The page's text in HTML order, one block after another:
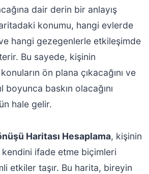
dair derin bir anlayış
konumu, hangi evlerde
hangi gezegenlerle etkileşimde
Bu sayede, kişinin
ön plana çıkacağını ve
boyunca baskın olacağını
hale gelir.
Haritası Hesaplama, kişinin
ifade etme biçimleri
etkiler taşır. Bu harita, bireyin